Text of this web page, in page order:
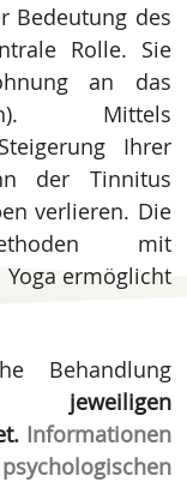
Bedeutung des
Rolle. Sie
an das
Mittels
Ihrer
der Tinnitus
verlieren. Die
mit
ermöglicht
Behandlung
jeweiligen
Informationen